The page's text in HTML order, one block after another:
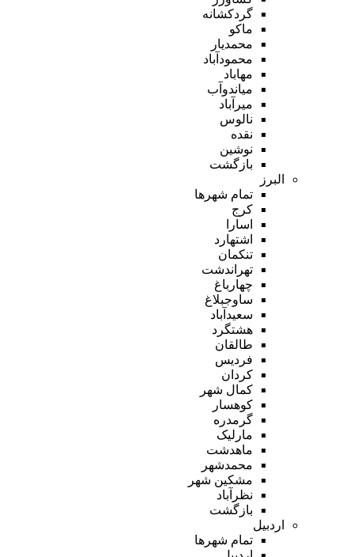
گردکشانه
ماکو
محمدیار
محمودآباد
مهاباد
میاندوآب
میرآباد
نالوس
نقده
نوشین
بازگشت
البرز
تمام شهر‌ها
کرج
اسارا
اشتهارد
تنکمان
تهراندشت
چهارباغ
ساوجبلاغ
سعیدآباد
هشتگرد
طالقان
فردیس
کردان
کمال شهر
کوهسار
گرمدره
مارلیک
ماهدشت
محمدشهر
مشکین شهر
نظرآباد
بازگشت
اردبیل
تمام شهر‌ها